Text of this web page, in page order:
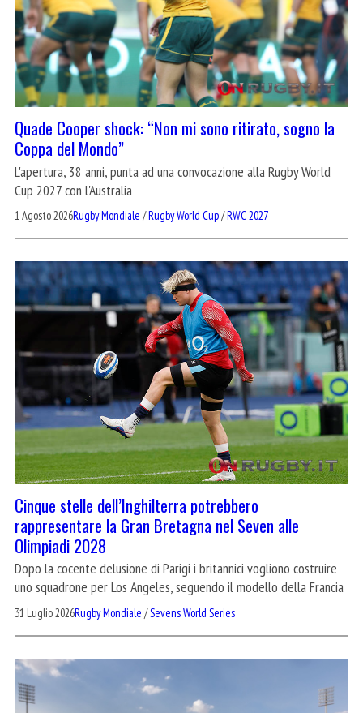
Quade Cooper shock: “Non mi sono ritirato, sogno la
Coppa del Mondo”
L'apertura, 38 anni, punta ad una convocazione alla Rugby World
Cup 2027 con l'Australia
1 Agosto 2026Rugby Mondiale /Rugby World Cup/RWC 2027
Cinque stelle dell’Inghilterra potrebbero
rappresentare la Gran Bretagna nel Seven alle
Olimpiadi 2028
Dopo la cocente delusione di Parigi i britannici vogliono costruire
uno squadrone per Los Angeles, seguendo il modello della Francia
31 Luglio 2026Rugby Mondiale /Sevens World Series